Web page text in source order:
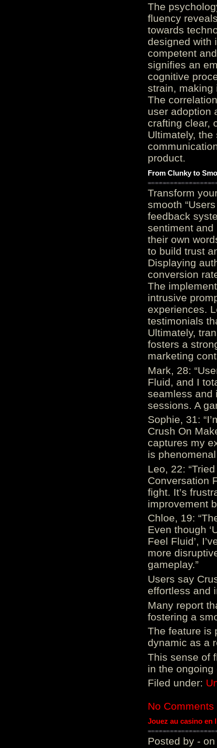
The
fluency
towards
designed with
competent
signifies an
cognitive
strain, making
The
user adoption
crafting clear,
Ultimately,
product.
From Clunky to
Transform
smooth
feedback
sentiment and
their own
to build trust
Displaying
conversion
The
intrusive
experiences.
testimonials
Ultimately,
fosters a
marketing
Mark, 28:
Fluid, and I
seamless and
sessions. A
Sophie, 31:
Crush On
captures my
is
Leo, 22:
Conversation
fight. It’s
improvement
Chloe, 19:
Even though
Feel Fluid’,
more
gameplay.”
Users say
effortless and
Many report
fostering a
The feature is
dynamic as a
This sense of
in the ongoing
Filed under:
No Comments
Jouez au casino en
Posted by - on